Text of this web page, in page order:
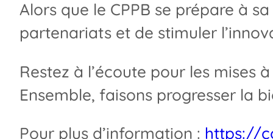
Alors que le CPPB se prépare à
partenariats et de stimuler
Restez à l’écoute pour les mises
Ensemble, faisons progresser la
Pour plus d’information : https://